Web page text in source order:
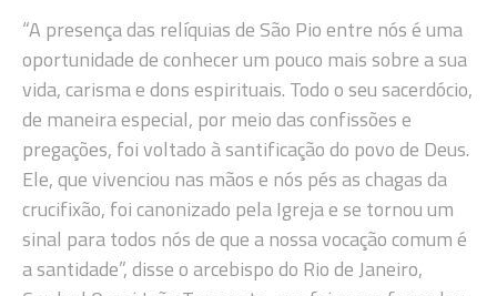
“A presença das relíquias de São Pio entre nós é uma
oportunidade de conhecer um pouco mais sobre a sua
vida, carisma e dons espirituais. Todo o seu sacerdócio,
de maneira especial, por meio das confissões e
pregações, foi voltado à santificação do povo de Deus.
Ele, que vivenciou nas mãos e nós pés as chagas da
crucifixão, foi canonizado pela Igreja e se tornou um
sinal para todos nós de que a nossa vocação comum é
a santidade”, disse o arcebispo do Rio de Janeiro,